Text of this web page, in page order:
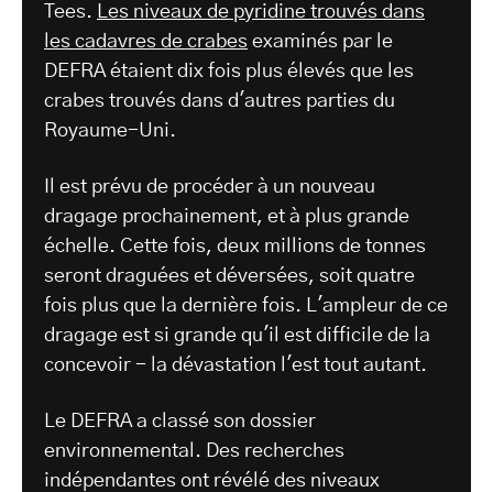
Tees. Les niveaux de pyridine trouvés dans
les cadavres de crabes examinés par le
DEFRA étaient dix fois plus élevés que les
crabes trouvés dans d'autres parties du
Royaume-Uni.
Il est prévu de procéder à un nouveau
dragage prochainement, et à plus grande
échelle. Cette fois, deux millions de tonnes
seront draguées et déversées, soit quatre
fois plus que la dernière fois. L'ampleur de ce
dragage est si grande qu'il est difficile de la
concevoir - la dévastation l'est tout autant.
Le DEFRA a classé son dossier
environnemental. Des recherches
indépendantes ont révélé des niveaux